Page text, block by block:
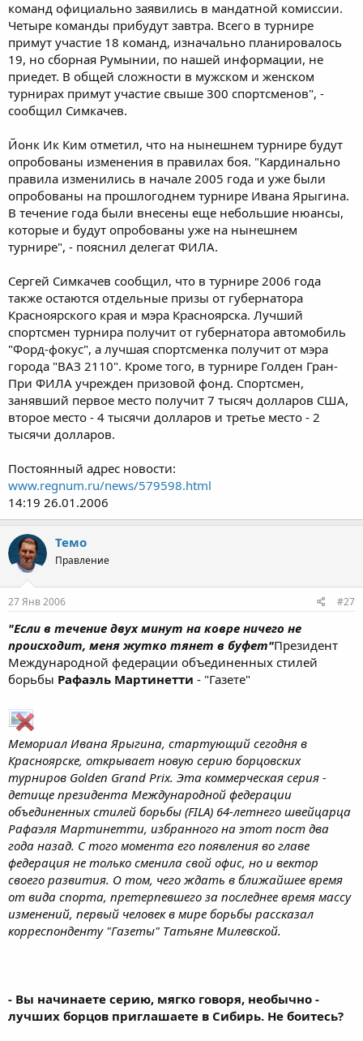
команд официально заявились в мандатной комиссии.
Четыре команды прибудут завтра. Всего в турнире
примут участие 18 команд, изначально планировалось
19, но сборная Румынии, по нашей информации, не
приедет. В общей сложности в мужском и женском
турнирах примут участие свыше 300 спортсменов", -
сообщил Симкачев.
Йонк Ик Ким отметил, что на нынешнем турнире будут
опробованы изменения в правилах боя. "Кардинально
правила изменились в начале 2005 года и уже были
опробованы на прошлогоднем турнире Ивана Ярыгина.
В течение года были внесены еще небольшие нюансы,
которые и будут опробованы уже на нынешнем
турнире", - пояснил делегат ФИЛА.
Сергей Симкачев сообщил, что в турнире 2006 года
также остаются отдельные призы от губернатора
Красноярского края и мэра Красноярска. Лучший
спортсмен турнира получит от губернатора автомобиль
"Форд-фокус", а лучшая спортсменка получит от мэра
города "ВАЗ 2110". Кроме того, в турнире Голден Гран-
При ФИЛА учрежден призовой фонд. Спортсмен,
занявший первое место получит 7 тысяч долларов США,
второе место - 4 тысячи долларов и третье место - 2
тысячи долларов.
Постоянный адрес новости:
www.regnum.ru/news/579598.html
14:19 26.01.2006
Темо
Правление
27 Янв 2006 #27
"Если в течение двух минут на ковре ничего не
происходит, меня жутко тянет в буфет"Президент
Международной федерации объединенных стилей
борьбы Рафаэль Мартинетти - "Газете"
Мемориал Ивана Ярыгина, стартующий сегодня в
Красноярске, открывает новую серию борцовских
турниров Golden Grand Prix. Эта коммерческая серия -
детище президента Международной федерации
объединенных стилей борьбы (FILA) 64-летнего швейцарца
Рафаэля Мартинетти, избранного на этот пост два
года назад. С того момента его появления во главе
федерация не только сменила свой офис, но и вектор
своего развития. О том, чего ждать в ближайшее время
от вида спорта, претерпевшего за последнее время массу
изменений, первый человек в мире борьбы рассказал
корреспонденту "Газеты" Татьяне Милевской.
- Вы начинаете серию, мягко говоря, необычно -
лучших борцов приглашаете в Сибирь. Не боитесь?